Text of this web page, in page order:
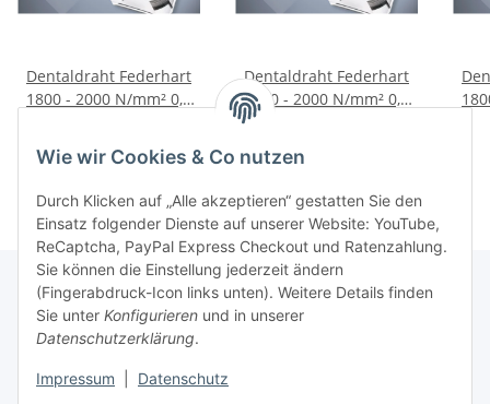
Dentaldraht Federhart
1800 - 2000 N/mm² 0,4
Dentaldraht Federhart
1800 - 2000 N/mm² 0,6
Rechtliche Hinweise
Produktinformationen
Wie wir Cookies & Co nutzen
Durch Klicken auf „Alle akzeptieren“ gestatten Sie den
Einsatz folgender Dienste auf unserer Website: YouTube,
ReCaptcha, PayPal Express Checkout und Ratenzahlung.
Sie können die Einstellung jederzeit ändern
(Fingerabdruck-Icon links unten). Weitere Details finden
Sie unter Konfigurieren und in unserer
Datenschutzerklärung.
Impressum Datenschutz